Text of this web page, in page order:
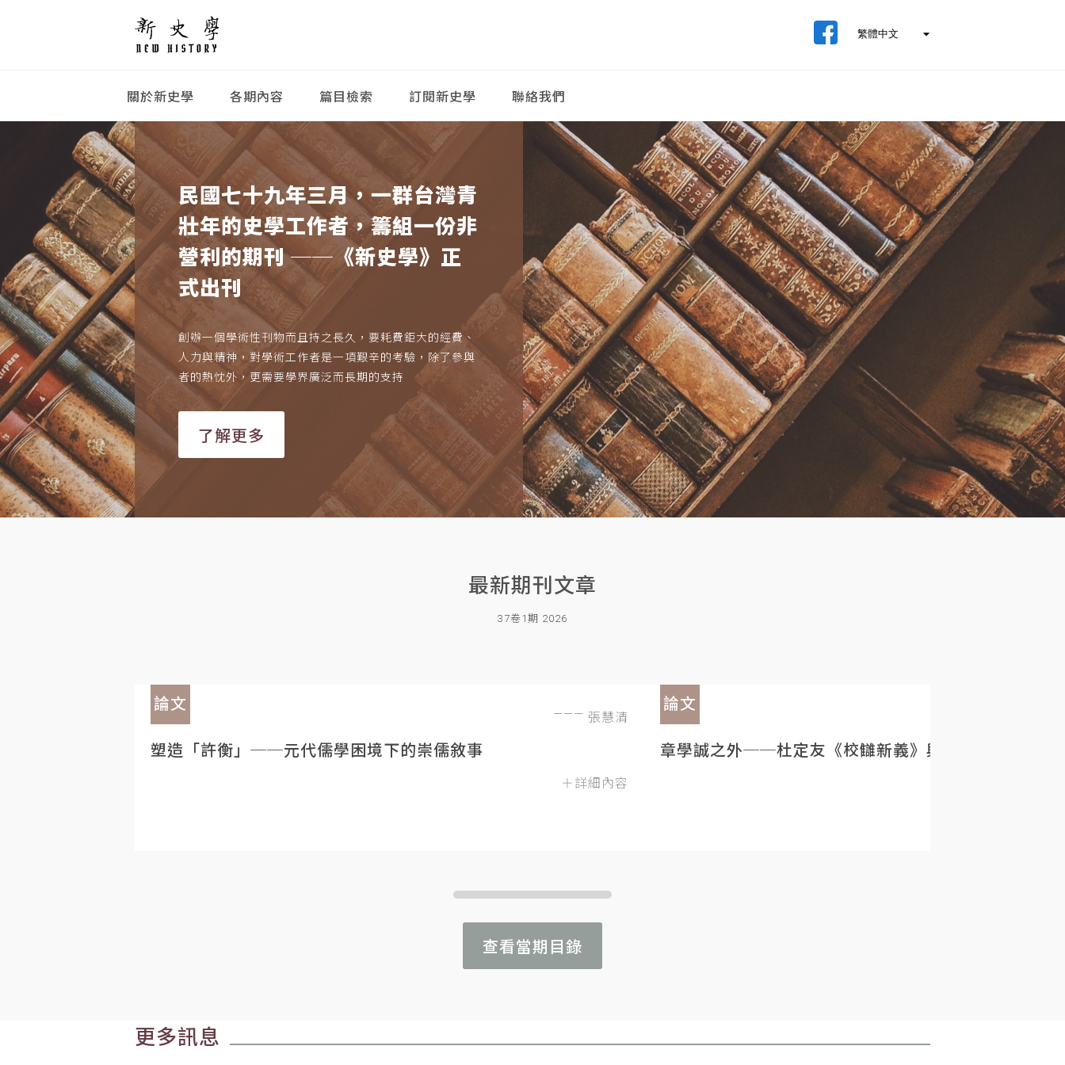
關於新史學 各期內容 篇目檢索 訂閱新史學 聯絡我們
民國七十九年三月，一群台灣青
壯年的史學工作者，籌組一份非
營利的期刊 ──《新史學》正
式出刊
創辦一個學術性刊物而且持之長久，要耗費鉅大的經費、
人力與精神，對學術工作者是一項艱辛的考驗，除了參與
者的熱忱外，更需要學界廣泛而長期的支持
了解更多
最新期刊文章
37卷1期 2026
論文
張慧清
塑造「許衡」──元代儒學困境下的崇儒敘事
＋詳細內容
論文
章學誠之外──杜定友《校讎新義》與民初目錄學的重
查看當期目錄
更多訊息